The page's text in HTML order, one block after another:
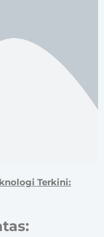
Terkini: